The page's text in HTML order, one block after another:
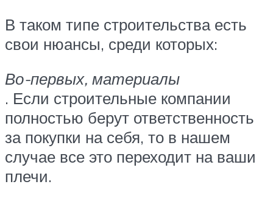
В таком типе строительства есть
свои нюансы, среди которых:
Во-первых, материалы
. Если строительные компании
полностью берут ответственность
за покупки на себя, то в нашем
случае все это переходит на ваши
плечи.